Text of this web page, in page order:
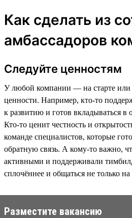
Как сделать из
амбассадоров
Следуйте ценностям
У любой компании — на старте или
ценности. Например, кто-то
к развитию и готов вкладываться в
Кто-то ценит честность и
команде специалистов, которые
обратную связь. А кому-то важно,
активными и поддерживали
сплочённее и общаться не только
Разместите вакансию